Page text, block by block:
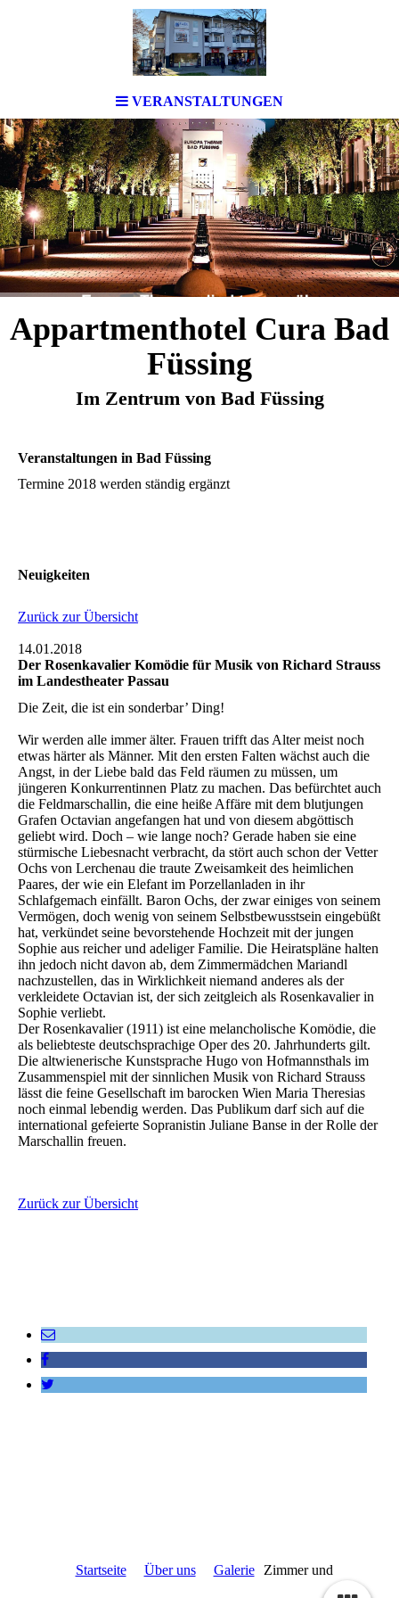
VERANSTALTUNGEN
Appartmenthotel Cura Bad
Füssing
Im Zentrum von Bad Füssing
Veranstaltungen in Bad Füssing
Termine 2018 werden ständig ergänzt
Neuigkeiten
Zurück zur Übersicht
14.01.2018
Der Rosenkavalier Komödie für Musik von Richard Strauss
im Landestheater Passau
Die Zeit, die ist ein sonderbar’ Ding!
Wir werden alle immer älter. Frauen trifft das Alter meist noch
etwas härter als Männer. Mit den ersten Falten wächst auch die
Angst, in der Liebe bald das Feld räumen zu müssen, um
jüngeren Konkurrentinnen Platz zu machen. Das befürchtet auch
die Feldmarschallin, die eine heiße Affäre mit dem blutjungen
Grafen Octavian angefangen hat und von diesem abgöttisch
geliebt wird. Doch – wie lange noch? Gerade haben sie eine
stürmische Liebesnacht verbracht, da stört auch schon der Vetter
Ochs von Lerchenau die traute Zweisamkeit des heimlichen
Paares, der wie ein Elefant im Porzellanladen in ihr
Schlafgemach einfällt. Baron Ochs, der zwar einiges von seinem
Vermögen, doch wenig von seinem Selbstbewusstsein eingebüßt
hat, verkündet seine bevorstehende Hochzeit mit der jungen
Sophie aus reicher und adeliger Familie. Die Heiratspläne halten
ihn jedoch nicht davon ab, dem Zimmermädchen Mariandl
nachzustellen, das in Wirklichkeit niemand anderes als der
verkleidete Octavian ist, der sich zeitgleich als Rosenkavalier in
Sophie verliebt.
Der Rosenkavalier (1911) ist eine melancholische Komödie, die
als beliebteste deutschsprachige Oper des 20. Jahrhunderts gilt.
Die altwienerische Kunstsprache Hugo von Hofmannsthals im
Zusammenspiel mit der sinnlichen Musik von Richard Strauss
lässt die feine Gesellschaft im barocken Wien Maria Theresias
noch einmal lebendig werden. Das Publikum darf sich auf die
international gefeierte Sopranistin Juliane Banse in der Rolle der
Marschallin freuen.
Zurück zur Übersicht
Startseite Über uns Galerie Zimmer und